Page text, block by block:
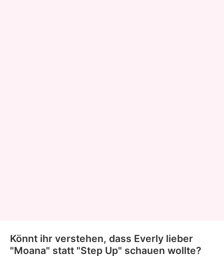
Könnt ihr verstehen, dass Everly lieber
"Moana" statt "Step Up" schauen wollte?